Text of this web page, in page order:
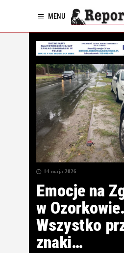
MENU
14 maja 2026
Emocje na
w Ozorkowie.
Wszystko
znaki…